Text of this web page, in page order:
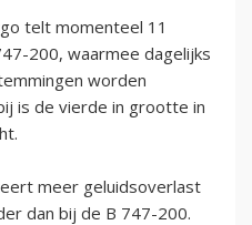
telt momenteel 11
200, waarmee dagelijks
worden
is de vierde in grootte in
meer geluidsoverlast
dan bij de B 747-200.